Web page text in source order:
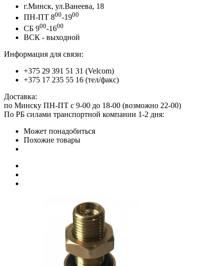
г.Минск, ул.Ванеева, 18
ПН-ПТ 800-1900
СБ 900-1600
ВСК - выходной
Информация для связи:
+375 29 391 51 31 (Velcom)
+375 17 235 55 16 (тел/факс)
Доставка:
по Минску ПН-ПТ с 9-00 до 18-00 (возможно 22-00)
По РБ силами транспортной компании 1-2 дня:
Может понадобиться
Похожие товары